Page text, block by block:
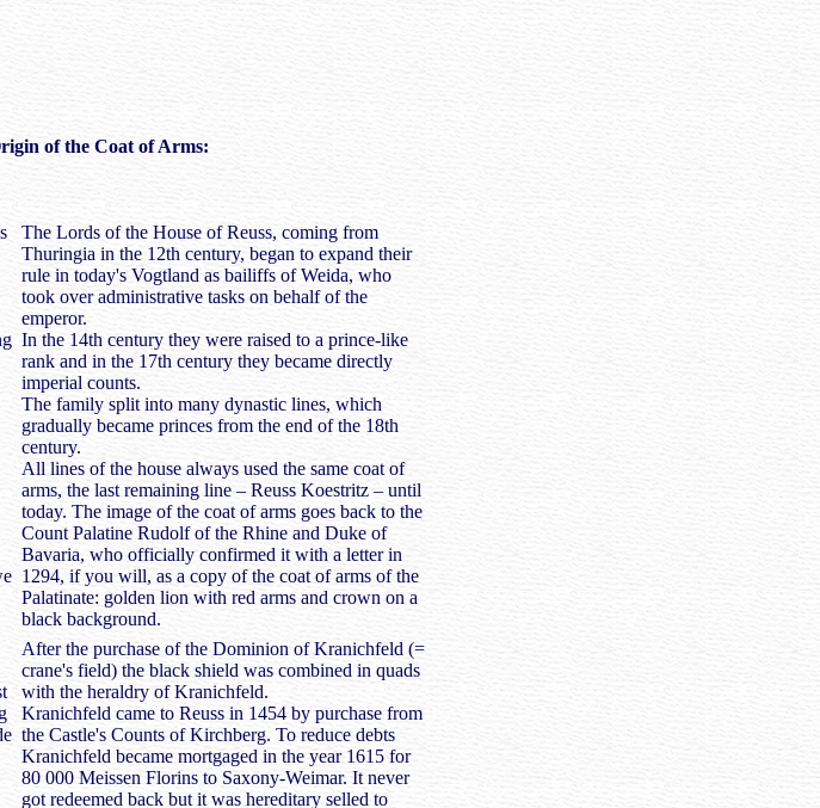
of the Coat of Arms:
The Lords of the House of Reuss, coming from
Thuringia in the 12th century, began to expand their
rule in today's Vogtland as bailiffs of Weida, who
took over administrative tasks on behalf of the
emperor.
In the 14th century they were raised to a prince-like
rank and in the 17th century they became directly
imperial counts.
The family split into many dynastic lines, which
gradually became princes from the end of the 18th
century.
All lines of the house always used the same coat of
arms, the last remaining line – Reuss Koestritz – until
today. The image of the coat of arms goes back to the
Count Palatine Rudolf of the Rhine and Duke of
Bavaria, who officially confirmed it with a letter in
1294, if you will, as a copy of the coat of arms of the
Palatinate: golden lion with red arms and crown on a
black background.
After the purchase of the Dominion of Kranichfeld (=
crane's field) the black shield was combined in quads
with the heraldry of Kranichfeld.
Kranichfeld came to Reuss in 1454 by purchase from
the Castle's Counts of Kirchberg. To reduce debts
Kranichfeld became mortgaged in the year 1615 for
80 000 Meissen Florins to Saxony-Weimar. It never
got redeemed back but it was hereditary selled to